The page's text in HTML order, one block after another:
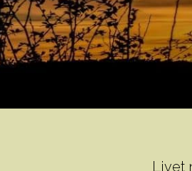
Livet